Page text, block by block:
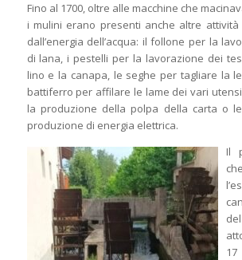
Fino al 1700, oltre alle macchine che
i mulini erano presenti anche altre attività
dall’energia dell’acqua: il follone per la
di lana, i pestelli per la lavorazione dei
lino e la canapa, le seghe per tagliare la
battiferro per affilare le lame dei vari
la produzione della polpa della carta o
produzione di energia elettrica.
Il